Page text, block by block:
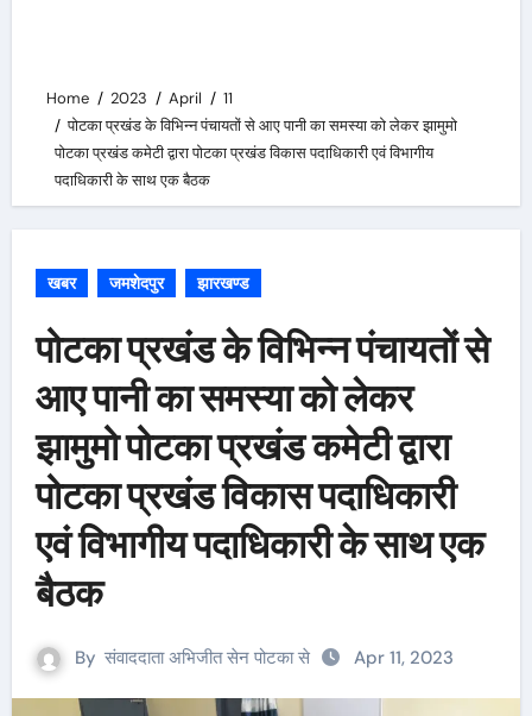
Home 2023 April
11
पोटका प्रखंड के विभिन्न पंचायतों से आए पानी का समस्या को लेकर झामुमो
पोटका प्रखंड कमेटी द्वारा पोटका प्रखंड विकास पदाधिकारी एवं विभागीय
पदाधिकारी के साथ एक बैठक
खबर जमशेदपुर झारखण्ड
पोटका प्रखंड के विभिन्न पंचायतों से
आए पानी का समस्या को लेकर
झामुमो पोटका प्रखंड कमेटी द्वारा
पोटका प्रखंड विकास पदाधिकारी
एवं विभागीय पदाधिकारी के साथ एक
बैठक
By संवाददाता अभिजीत सेन पोटका से Apr 11, 2023